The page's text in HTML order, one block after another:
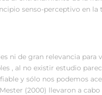
senso-perceptivo en
ni de gran relevancia
, al no existir estudio
y sólo nos podemos
(2000) llevaron a